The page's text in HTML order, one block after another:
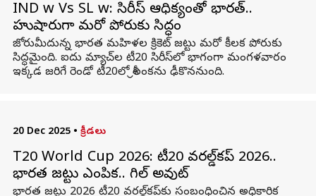
IND w Vs SL w: సిరీస్‌ ఆధిక్యంతో భారత్‌..
హుషారుగా మరో పోరుకు సిద్ధం
జోరుమీదున్న భారత మహిళల క్రికెట్ జట్టు మరో కీలక పోరుకు
సిద్ధమైంది. ఐదు మ్యాచ్‌ల టీ20 సిరీస్‌లో భాగంగా మంగళవారం
ఇక్కడ జరిగే రెండో టీ20లో శ్రీలంకను ఢీకొననుంది.
20 Dec 2025 • క్రీడలు
T20 World Cup 2026: టీ20 వరల్డ్‌కప్ 2026..
భారత జట్టు ఎంపిక.. గిల్ అవుట్
భారత జట్టు 2026 టీ20 వరల్డ్‌కప్‌కు సంబంధించిన అధికారిక